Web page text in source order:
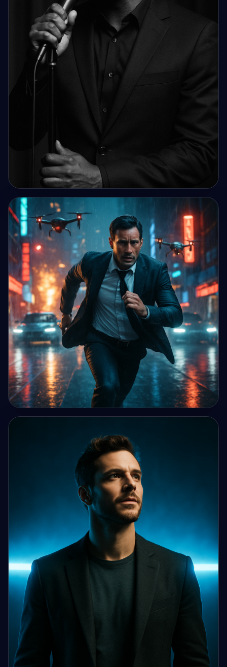
IMAGE IA
Un chanteur type afroaméricain tenant un micro sur une
scène Consignes de sécur...
Film d’action cinématique réaliste : un agent secret court
dans une ville futuri...